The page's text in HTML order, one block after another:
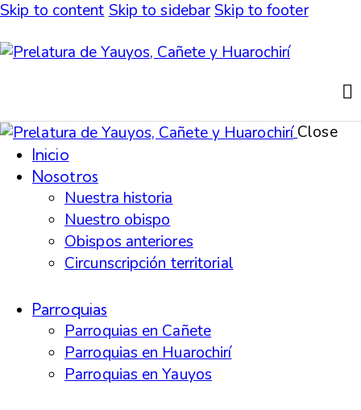
Skip to content Skip to sidebar Skip to footer
Close
Inicio
Nosotros
Nuestra historia
Nuestro obispo
Obispos anteriores
Circunscripción territorial
Parroquias
Parroquias en Cañete
Parroquias en Huarochirí
Parroquias en Yauyos